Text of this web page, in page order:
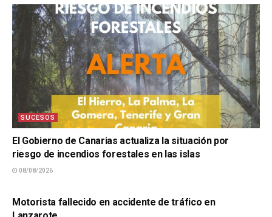
SUCESOS
El Gobierno de Canarias actualiza la situación por
riesgo de incendios forestales en las islas
08/08/2026
Motorista fallecido en accidente de tráfico en